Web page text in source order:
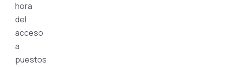
hora
del
acceso
a
puestos